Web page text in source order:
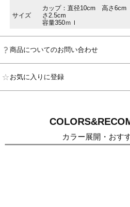
サイズ
カップ：直径10cm 高さ
さ2.5cm
容量350ｍｌ
商品についてのお問い合わせ
お気に入りに登録
カラー展開・おす